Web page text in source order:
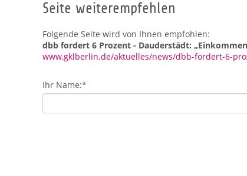
Seite weiterempfehlen
Folgende Seite wird von Ihnen empfohlen:
dbb fordert 6 Prozent - Dauderstädt:
www.gklberlin.de/aktuelles/news/dbb-fordert-6-
Ihr Name:*